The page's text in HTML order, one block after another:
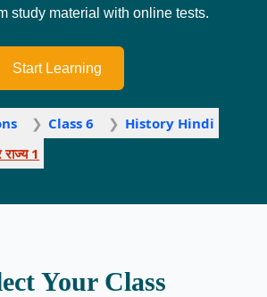
study material with online tests.
Start Learning
Class 6
History Hindi
1
Your Class